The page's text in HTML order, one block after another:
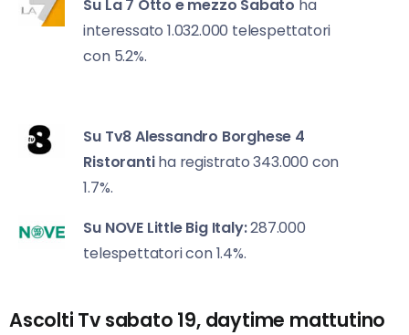
Su La 7 Otto e mezzo Sabato ha
interessato 1.032.000 telespettatori
con 5.2%.
Su Tv8Alessandro Borghese 4
Ristorantiha registrato 343.000 con
1.7%.
Su NOVE Little Big Italy:287.000
telespettatori con 1.4%.
Ascolti Tv sabato 19, daytime mattutino